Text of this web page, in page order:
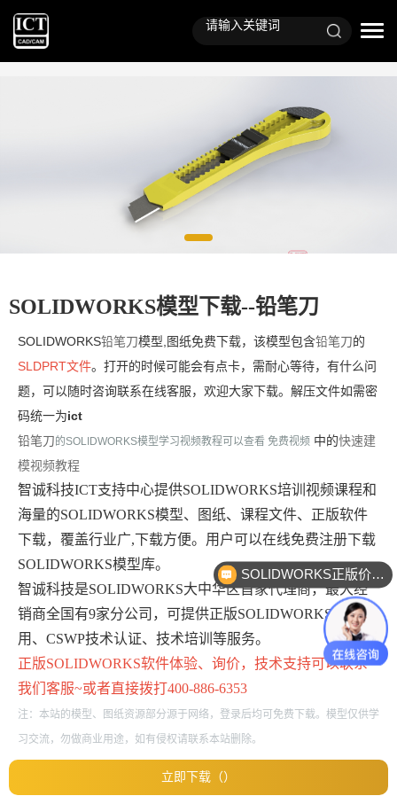
SOLIDWORKS模型下载--铅笔刀
SOLIDWORKS铅笔刀模型,图纸免费下载，该模型包含铅笔刀的
SLDPRT文件。打开的时候可能会有点卡，需耐心等待，有什么问
题，可以随时咨询联系在线客服，欢迎大家下载。解压文件如需密
码统一为ict
铅笔刀 的SOLIDWORKS模型学习视频教程可以查看 免费视频 中的快速建
模视频教程
智诚科技ICT支持中心提供SOLIDWORKS培训视频课程和
海量的SOLIDWORKS模型、图纸、课程文件、正版软件
下载，覆盖行业广,下载方便。用户可以在线免费注册下载
SOLIDWORKS模型库。
智诚科技是SOLIDWORKS大中华区首家代理商，最大经
销商全国有9家分公司，可提供正版SOLIDWORKS免费试
用、CSWP技术认证、技术培训等服务。
正版SOLIDWORKS软件体验、询价，技术支持可以联系
我们客服~或者直接拨打400-886-6353
注：本站的模型、图纸资源部分源于网络，登录后均可免费下载。模型仅供学
习交流，勿做商业用途，如有侵权请联系本站删除。
立即下载（）
SOLIDWORKS正版价格？